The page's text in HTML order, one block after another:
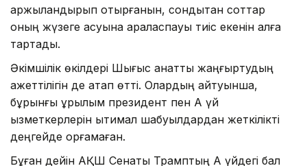
қаржыландырып отырғанын, сондықтан соттар
оның жүзеге асуына араласпауы тиіс екенін алға
тартады.
Әкімшілік өкілдері Шығыс қанатты жаңғыртудың
қажеттілігін де атап өтті. Олардың айтуынша,
бұрынғы құрылым президент пен Ақ үй
қызметкерлерін ықтимал шабуылдардан жеткілікті
деңгейде қорғамаған.
Бұған дейін АҚШ Сенаты Трамптың Ақ үйдегі бал